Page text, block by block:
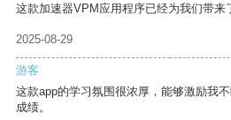
这款加速器VPM应用程序已经为我们带来
2025-08-29
游客
这款app的学习氛围很浓厚，能够激励我
成绩。